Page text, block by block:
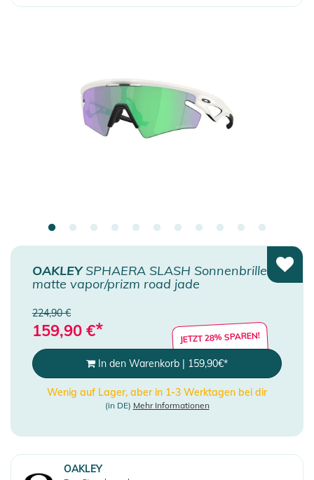
OAKLEYSPHAERA SLASH Sonnenbrille
matte vapor/prizm road jade
224,90 €
159,90 €* JETZT 28% SPAREN!
In den Warenkorb | 159,90€*
Wenig auf Lager, aber in 1-3 Werktagen bei dir
(in DE) Mehr Informationen
OAKLEY